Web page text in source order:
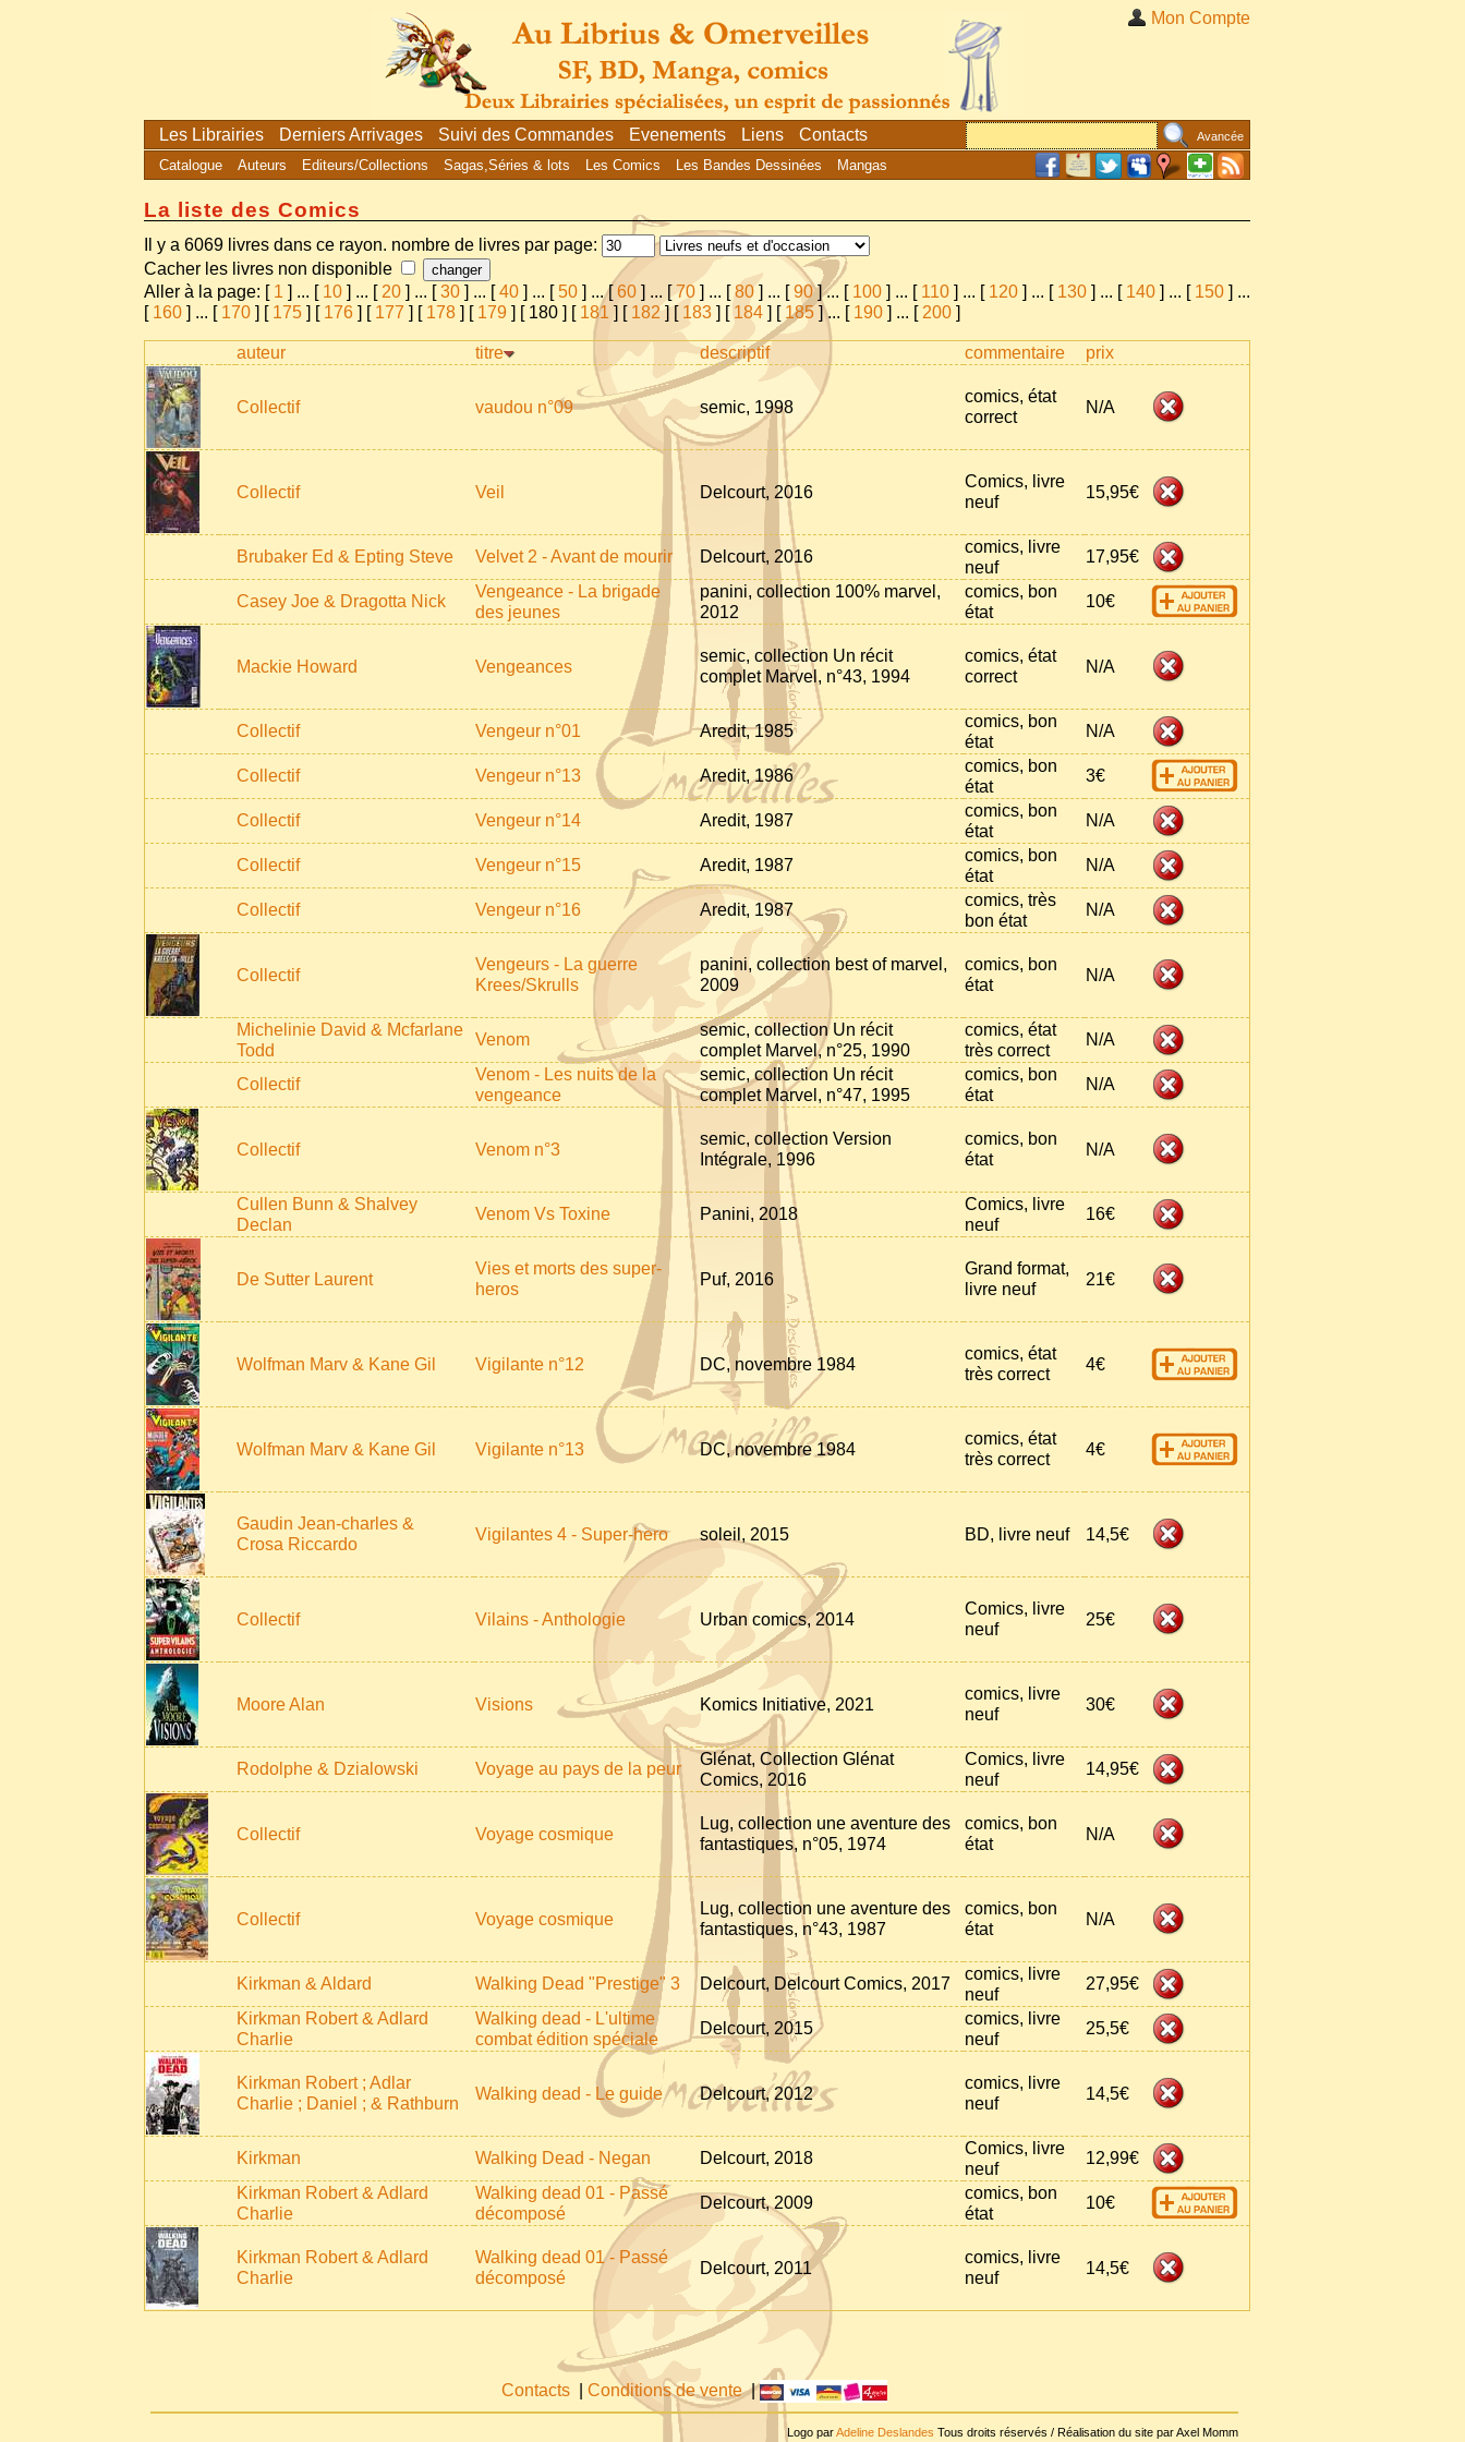
Mon Compte
Les Librairies Derniers Arrivages Suivi des Commandes Evenements Liens Contacts Avancée
Catalogue Auteurs Editeurs/Collections Sagas,Séries & lots Les Comics Les Bandes Dessinées Mangas
La liste des Comics
Il y a 6069 livres dans ce rayon. nombre de livres par page:
Cacher les livres non disponible
Aller à la page: [ 1 ] ... [ 10 ] ... [ 20 ] ... [30 ] ... [40 ] ... [ 50 ] ...[60 ] ... [70 ] ... [80 ] ... [90]... [ 100 ] ... [ 110 ] ... [ 120 ] ... [ 130 ] ... [ 140 ] ... [ 150 ] ...
[ 160 ] ... [ 170 ] [ 175 ] [ 176 ] [ 177 ] [ 178 ] [ 179 ] [ 180 ] [ 181 ] [ 182 ] [ 183 ] [ 184 ] [ 185 ]... [ 190 ] ... [ 200 ]
auteur titre descriptif commentaire prix
Collectif vaudou n°09 semic, 1998
comics, état
correct
N/A
Collectif Veil Delcourt, 2016
Comics, livre
neuf
15,95€
Brubaker Ed & Epting Steve Velvet 2 - Avant de mourir Delcourt, 2016
comics, livre
neuf
17,95€
Casey Joe & Dragotta Nick
Vengeance - La brigade
des jeunes
panini, collection 100% marvel,
2012
comics, bon
état
10€
Mackie Howard Vengeances
semic, collection Un récit
complet Marvel, n°43, 1994
comics, état
correct
N/A
Collectif Vengeur n°01 Aredit, 1985
comics, bon
état
N/A
Collectif Vengeur n°13 Aredit, 1986
comics, bon
état
3€
Collectif Vengeur n°14 Aredit, 1987
comics, bon
état
N/A
Collectif Vengeur n°15 Aredit, 1987
comics, bon
état
N/A
Collectif Vengeur n°16 Aredit, 1987
comics, très
bon état
N/A
Collectif
Vengeurs - La guerre
Krees/Skrulls
panini, collection best of marvel,
2009
comics, bon
état
N/A
Michelinie David & Mcfarlane
Todd
Venom
semic, collection Un récit
complet Marvel, n°25, 1990
comics, état
très correct
N/A
Collectif
Venom - Les nuits de la
vengeance
semic, collection Un récit
complet Marvel, n°47, 1995
comics, bon
état
N/A
Collectif Venom n°3
semic, collection Version
Intégrale, 1996
comics, bon
état
N/A
Cullen Bunn & Shalvey
Declan
Venom Vs Toxine Panini, 2018
Comics, livre
neuf
16€
De Sutter Laurent
Vies et morts des super-
heros
Puf, 2016
Grand format,
livre neuf
21€
Wolfman Marv & Kane Gil Vigilante n°12 DC, novembre 1984
comics, état
très correct
4€
Wolfman Marv & Kane Gil Vigilante n°13 DC, novembre 1984
comics, état
très correct
4€
Gaudin Jean-charles &
Crosa Riccardo
Vigilantes 4 - Super-hero soleil, 2015 BD, livre neuf 14,5€
Collectif Vilains - Anthologie Urban comics, 2014
Comics, livre
neuf
25€
Moore Alan Visions Komics Initiative, 2021
comics, livre
neuf
30€
Rodolphe & Dzialowski Voyage au pays de la peur
Glénat, Collection Glénat
Comics, 2016
Comics, livre
neuf
14,95€
Collectif Voyage cosmique
Lug, collection une aventure des
fantastiques, n°05, 1974
comics, bon
état
N/A
Collectif Voyage cosmique
Lug, collection une aventure des
fantastiques, n°43, 1987
comics, bon
état
N/A
Kirkman & Aldard Walking Dead "Prestige" 3 Delcourt, Delcourt Comics, 2017
comics, livre
neuf
27,95€
Kirkman Robert & Adlard
Charlie
Walking dead - L'ultime
combat édition spéciale
Delcourt, 2015
comics, livre
neuf
25,5€
Kirkman Robert ; Adlar
Charlie ; Daniel ; & Rathburn
Walking dead - Le guide Delcourt, 2012
comics, livre
neuf
14,5€
Kirkman Walking Dead - Negan Delcourt, 2018
Comics, livre
neuf
12,99€
Kirkman Robert & Adlard
Charlie
Walking dead 01 - Passé
décomposé
Delcourt, 2009
comics, bon
état
10€
Kirkman Robert & Adlard
Charlie
Walking dead 01 - Passé
décomposé
Delcourt, 2011
comics, livre
neuf
14,5€
Contacts |Conditions de vente|
Logo parAdeline Deslandes Tous droits réservés / Réalisation du site par Axel Momm